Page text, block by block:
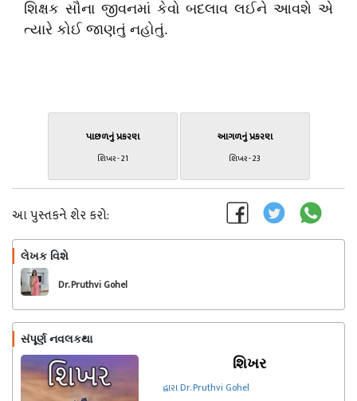
શિક્ષક સૌના જીવનમાં કેવો બદલાવ લઈને આવશે એ
ત્યારે કોઈ જાણતું નહોતું.
પાછળનું પ્રકરણ
શિખર - 21
આગળનું પ્રકરણ
શિખર - 23
આ પુસ્તકને શેર કરો:
લેખક વિશે
Dr. Pruthvi Gohel
સંપૂર્ણ નવલકથા
શિખર
દ્વારા Dr. Pruthvi Gohel